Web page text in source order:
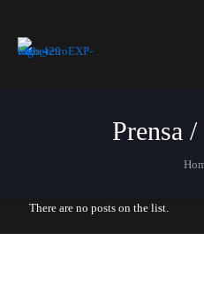
Prensa
There are no posts on the list.